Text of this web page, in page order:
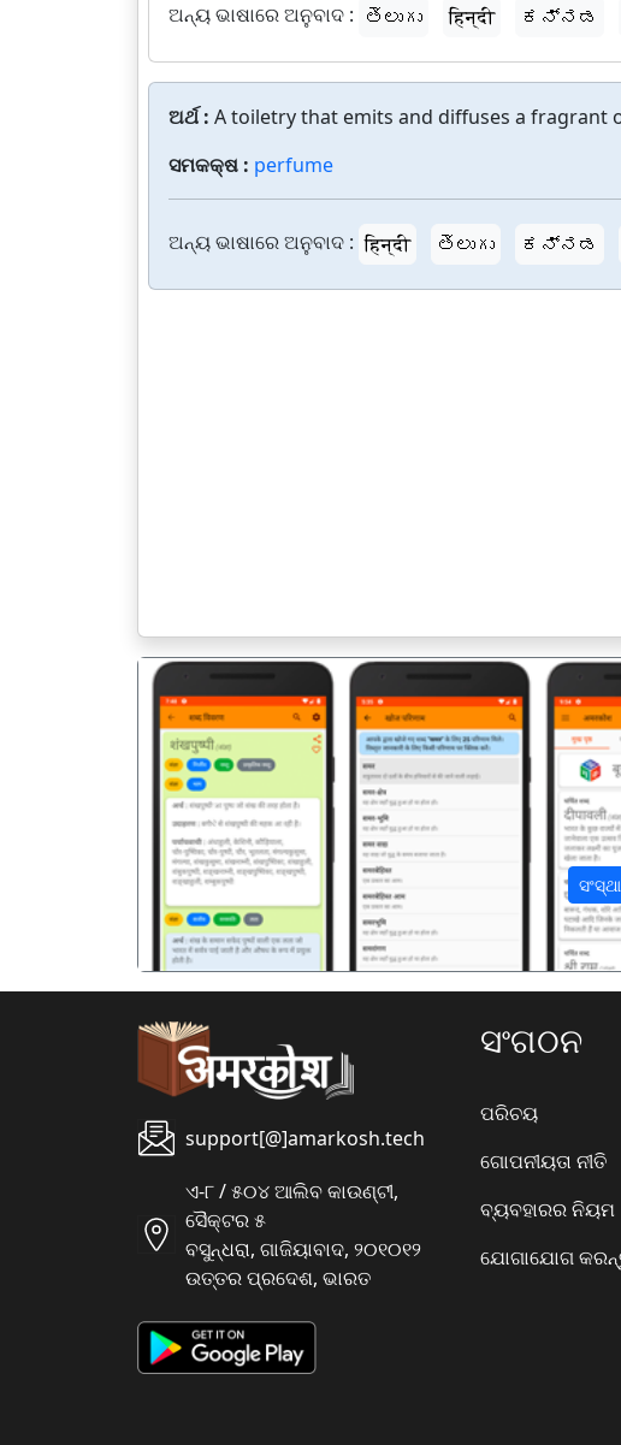
ଅନ୍ୟ ଭାଷାରେ ଅନୁବାଦ : తెలుగు हिन्दी ಕನ್ನಡ
ଅର୍ଥ : A toiletry that emits and diffuses a fragrant
ସମକକ୍ଷ : perfume
ଅନ୍ୟ ଭାଷାରେ ଅନୁବାଦ : हिन्दी తెలుగు ಕನ್ನಡ
पिछला
support[@]amarkosh.tech
ଏ-୮ / ୫୦୪ ଆଲିବ କାଉଣ୍ଟୀ,
ସୈକ୍ଟର ୫
ବସୁନ୍ଧରା, ଗାଜିୟାବାଦ, ୨୦୧୦୧୨
ଉତ୍ତର ପ୍ରଦେଶ, ଭାରତ
ସଂଗଠନ
ପରିଚୟ
ଗୋପନୀୟତା ନୀତି
ବ୍ୟବହାରର ନିୟମ
ଯୋଗାଯୋଗ